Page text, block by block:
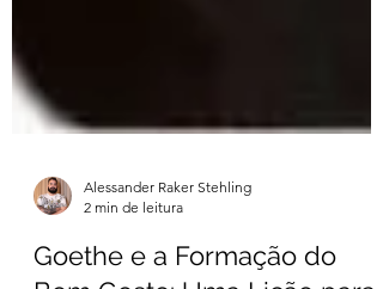
2 min de leitura